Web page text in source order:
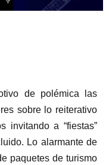
de polémica las
sobre lo reiterativo
invitando a “fiestas”
Lo alarmante de
paquetes de turismo